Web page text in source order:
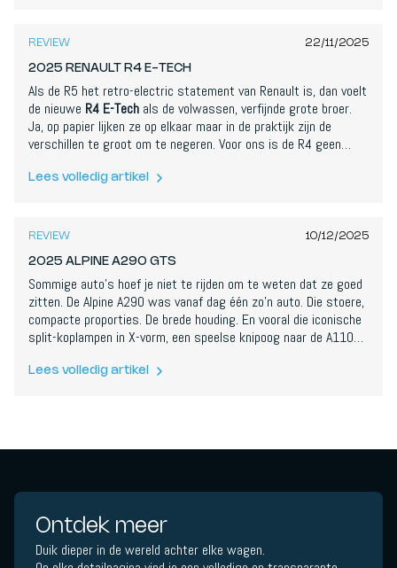
REVIEW 22/11/2025
2025 RENAULT R4 E-TECH
Als de R5 het retro-electric statement van Renault is, dan voelt
de nieuwe R4 E-Tech als de volwassen, verfijnde grote broer.
Ja, op papier lijken ze op elkaar maar in de praktijk zijn de
verschillen te groot om te negeren. Voor ons is de R4 geen
beide. En meer nog: een serieuze kanshebber voor Car of the
Lees volledig artikel
7,7
REVIEW 10/12/2025
2025 ALPINE A290 GTS
Sommige auto’s hoef je niet te rijden om te weten dat ze goed
zitten. De Alpine A290 was vanaf dag één zo’n auto. Die stoere,
compacte proporties. De brede houding. En vooral die iconische
split-koplampen in X-vorm, een speelse knipoog naar de A110
zomaar een Renault in een ander jasje.
Lees volledig artikel
Ontdek meer
Duik dieper in de wereld achter elke wagen.